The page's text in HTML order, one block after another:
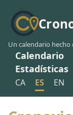
Un calendario hecho
Calendario
Estadísticas
CA ES EN